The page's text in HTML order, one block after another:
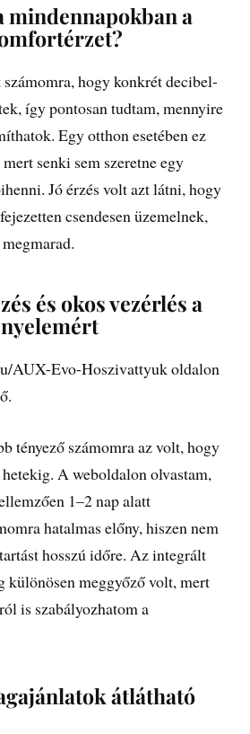
mindennapokban a
hogy konkrét decibel-
így pontosan tudtam, mennyire
Egy otthon esetében ez
senki sem szeretne egy
Jó érzés volt azt látni, hogy
csendesen üzemelnek,
és okos vezérlés a
AUX-Evo-Hoszivattyuk oldalon
tényező számomra az volt, hogy
A weboldalon olvastam,
1–2 nap alatt
hatalmas előny, hiszen nem
hosszú időre. Az integrált
különösen meggyőző volt, mert
is szabályozhatom a
átlátható